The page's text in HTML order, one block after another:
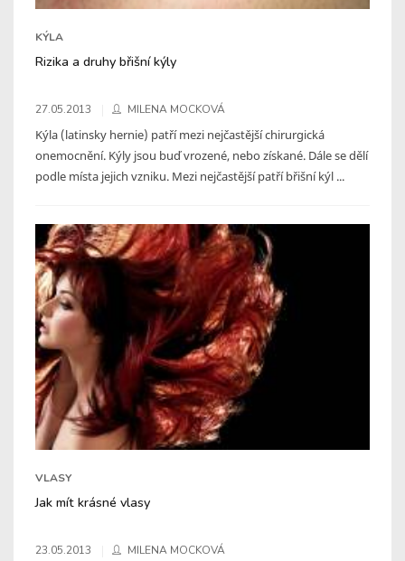
KÝLA
Rizika a druhy břišní kýly
27.05.2013 MILENA MOCKOVÁ
Kýla (latinsky hernie) patří mezi nejčastější chirurgická
onemocnění. Kýly jsou buď vrozené, nebo získané. Dále se dělí
podle místa jejich vzniku. Mezi nejčastější patří břišní kýl ...
VLASY
Jak mít krásné vlasy
23.05.2013 MILENA MOCKOVÁ